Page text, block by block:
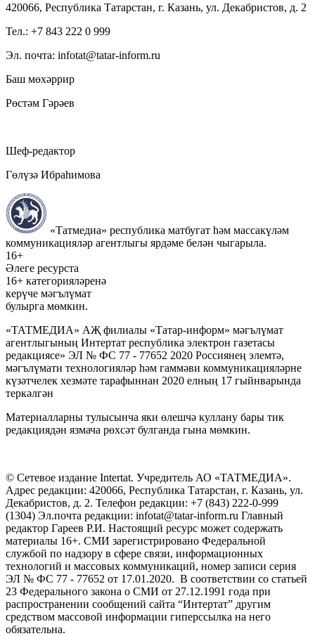
420066, Республика Татарстан, г. Казань, ул. Декабристов, д. 2
Тел.: +7 843 222 0 999
Эл. почта: infotat@tatar-inform.ru
Баш мөхәррир
Рөстәм Гәрәев
Шеф-редактор
Гөлүзә Ибраһимова
«Татмедиа» республика матбугат һәм массакүләм
коммуникацияләр агентлыгы ярдәме белән чыгарыла.
16+
Әлеге ресурста
16+ категорияләренә
керүче мәгълүмат
булырга мөмкин.
«ТАТМЕДИА» АҖ филиалы «Татар-информ» мәгълүмат
агентлыгының Интертат республика электрон газетасы
редакциясе» ЭЛ № ФС 77 - 77652 2020 Россиянең элемтә,
мәгълүмати технологияләр һәм гаммәви коммуникацияләрне
күзәтчелек хезмәте тарафыннан 2020 елның 17 гыйнварында
теркәлгән
Материалларны тулысынча яки өлешчә куллану бары тик
редакциядән язмача рөхсәт булганда гына мөмкин.
© Сетевое издание Intertat. Учредитель АО «ТАТМЕДИА».
Адрес редакции: 420066, Республика Татарстан, г. Казань, ул.
Декабристов, д. 2. Телефон редакции: +7 (843) 222-0-999
(1304) Эл.почта редакции: infotat@tatar-inform.ru Главный
редактор Гареев Р.И. Настоящий ресурс может содержать
материалы 16+. СМИ зарегистрировано Федеральной
службой по надзору в сфере связи, информационных
технологий и массовых коммуникаций, номер записи серия
ЭЛ № ФС 77 - 77652 от 17.01.2020. В соответствии со статьей
23 Федерального закона о СМИ от 27.12.1991 года при
распространении сообщений сайта “Интертат” другим
средством массовой информации гиперссылка на него
обязательна.